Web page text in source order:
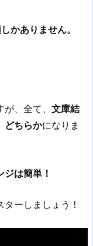
かありません。
、全て、 文庫結
どちらかになりま
は簡単！
ーしましょう！